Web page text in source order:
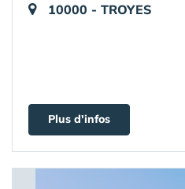
10000 - TROYES
Plus d'infos